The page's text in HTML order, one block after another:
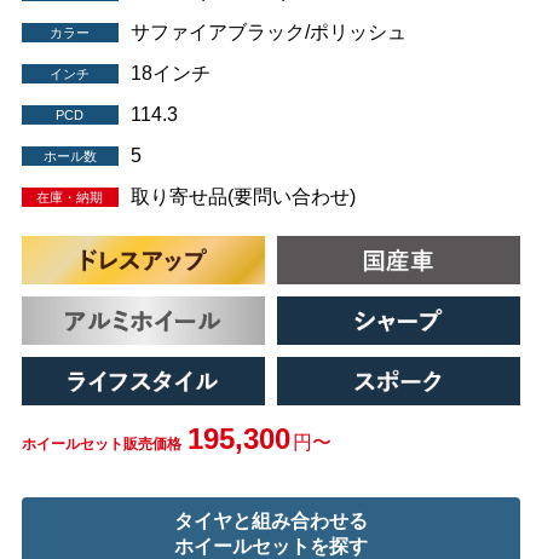
カラー サファイアブラック/ポリッシュ
インチ 18インチ
PCD 114.3
ホール数 5
在庫・納期 取り寄せ品(要問い合わせ)
ホイールセット販売価格 195,300 円〜
タイヤと組み合わせる
ホイールセットを探す